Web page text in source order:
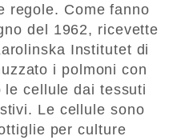
regole. Come fanno
del 1962, ricevette
Institutet di
i polmoni con
cellule dai tessuti
Le cellule sono
per culture